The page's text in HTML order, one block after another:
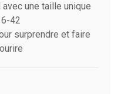
une taille unique
42
surprendre et faire